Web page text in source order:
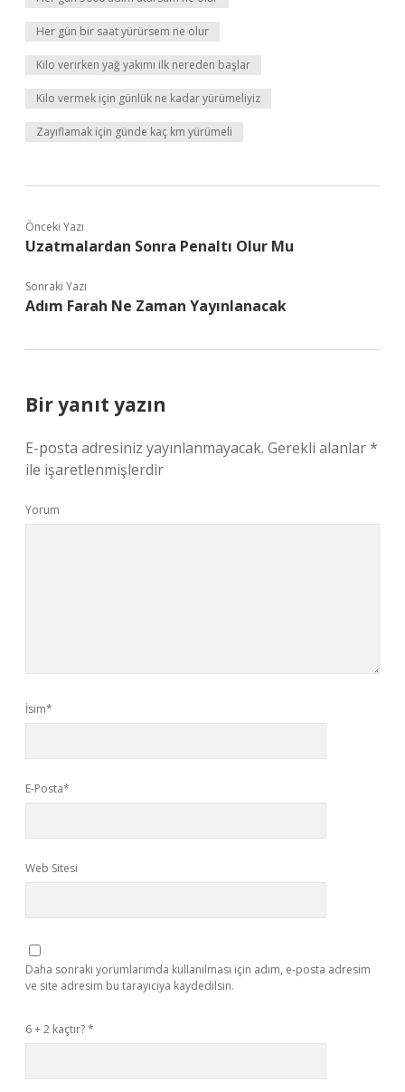
Her gün bir saat yürürsem ne olur
Kilo verirken yağ yakımı ilk nereden başlar
Kilo vermek için günlük ne kadar yürümeliyiz
Zayıflamak için günde kaç km yürümeli
Önceki Yazı
Uzatmalardan Sonra Penaltı Olur Mu
Sonraki Yazı
Adım Farah Ne Zaman Yayınlanacak
Bir yanıt yazın
E-posta adresiniz yayınlanmayacak. Gerekli alanlar*
ile işaretlenmişlerdir
Yorum
İsim*
E-Posta*
Web Sitesi
Daha sonraki yorumlarımda kullanılması için adım, e-posta adresim
ve site adresim bu tarayıcıya kaydedilsin.
6 + 2 kaçtır?*